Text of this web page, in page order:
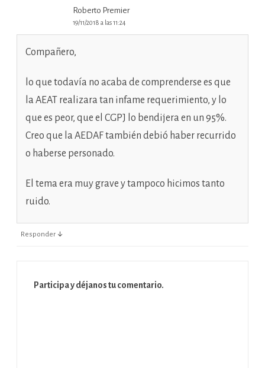
Roberto Premier
19/11/2018 a las 11:24
Compañero,
lo que todavía no acaba de comprenderse es que
la AEAT realizara tan infame requerimiento, y lo
que es peor, que el CGPJ lo bendijera en un 95%.
Creo que la AEDAF también debió haber recurrido
o haberse personado.
El tema era muy grave y tampoco hicimos tanto
ruido.
Responder ↓
Participa y déjanos tu comentario.